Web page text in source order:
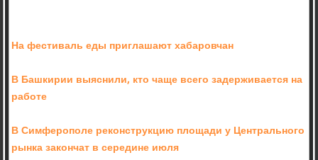
На фестиваль еды приглашают хабаровчан
В Башкирии выяснили, кто чаще всего задерживается на
работе
В Симферополе реконструкцию площади у Центрального
рынка закончат в середине июля